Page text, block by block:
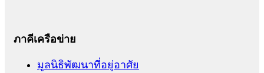
ภาคีเครือข่าย
มูลนิธิพัฒนาที่อยู่อาศัย